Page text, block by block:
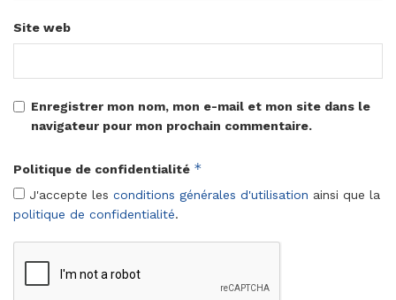
Site web
Enregistrer mon nom, mon e-mail et mon site dans le
navigateur pour mon prochain commentaire.
Politique de confidentialité *
J'accepte les conditions générales d'utilisation ainsi que la
politique de confidentialité.